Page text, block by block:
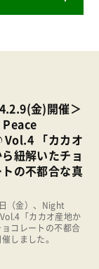
金)開催＞
「カカオ
紐解いたチョ
の不都合な真
（金）、Night
「カカオ産地か
コレートの不都合
しました。